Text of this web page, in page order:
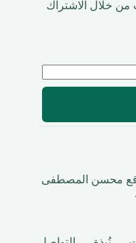
من خلال الاشتراك
محفوظة لموقع محسن المصطفى